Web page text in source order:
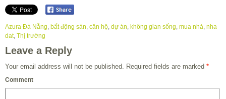
Azura Đà Nẵng, bất động sản, căn hộ, dự án, không gian sống, mua nhà, nha
dat, Thị trường
Leave a Reply
Your email address will not be published. Required fields are marked *
Comment